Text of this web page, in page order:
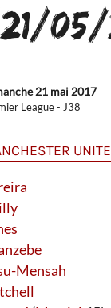
05/
21 mai 2017
League - J38
Mensah